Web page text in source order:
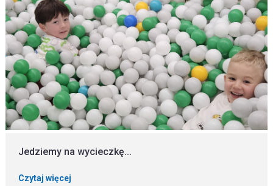
Jedziemy na wycieczkę...
Czytaj więcej